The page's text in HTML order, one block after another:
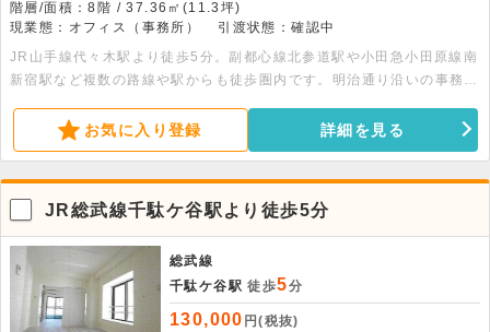
階層/面積：8階 / 37.36㎡(11.3坪)
現業態：オフィス（事務所）
引渡状態：確認中
JR山手線代々木駅より徒歩5分。副都心線北参道駅や小田急小田原線南
新宿駅など複数の路線や駅からも徒歩圏内です。明治通り沿いの事務所
お気に入り登録 詳細を見る
JR総武線千駄ケ谷駅より徒歩5分
総武線
千駄ケ谷駅 徒歩5分
130,000 円(税抜)